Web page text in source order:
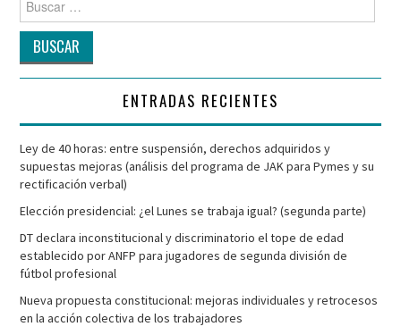
por:
ENTRADAS RECIENTES
Ley de 40 horas: entre suspensión, derechos adquiridos y
supuestas mejoras (análisis del programa de JAK para Pymes y su
rectificación verbal)
Elección presidencial: ¿el Lunes se trabaja igual? (segunda parte)
DT declara inconstitucional y discriminatorio el tope de edad
establecido por ANFP para jugadores de segunda división de
fútbol profesional
Nueva propuesta constitucional: mejoras individuales y retrocesos
en la acción colectiva de los trabajadores